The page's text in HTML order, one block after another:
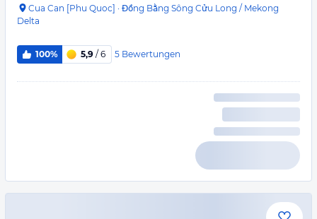
Cua Can [Phu Quoc] · Đồng Bằng Sông Cửu Long / Mekong
Delta
100% 5,9 / 6 5 Bewertungen